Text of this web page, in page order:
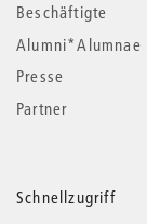
Beschäftigte
Alumni*Alumnae
Presse
Partner
Schnellzugriff